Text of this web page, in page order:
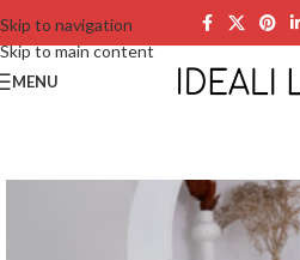
Skip to navigation
Skip to main content
MENU